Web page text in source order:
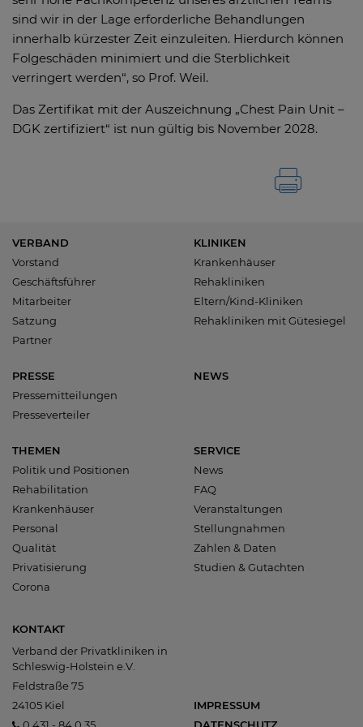
sind wir in der Lage erforderliche Behandlungen
innerhalb kürzester Zeit einzuleiten. Hierdurch können
Folgeschäden minimiert und die Sterblichkeit
verringert werden“, so Prof. Weil.
Das Zertifikat mit der Auszeichnung „Chest Pain Unit –
DGK zertifiziert“ ist nun gültig bis November 2028.
VERBAND
Vorstand
Geschäftsführer
Mitarbeiter
Satzung
Partner
KLINIKEN
Krankenhäuser
Rehakliniken
Eltern/Kind-Kliniken
Rehakliniken mit Gütesiegel
PRESSE
Pressemitteilungen
Presseverteiler
NEWS
THEMEN
Politik und Positionen
Rehabilitation
Krankenhäuser
Personal
Qualität
Privatisierung
Corona
SERVICE
News
FAQ
Veranstaltungen
Stellungnahmen
Zahlen & Daten
Studien & Gutachten
KONTAKT
Verband der Privatkliniken in
Schleswig-Holstein e.V.
Feldstraße 75
24105 Kiel
IMPRESSUM